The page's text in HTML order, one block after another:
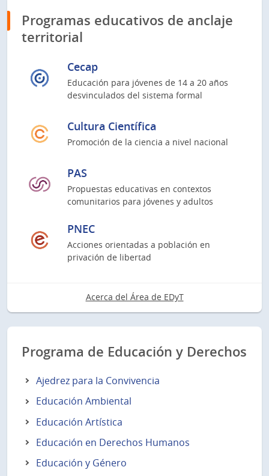
Programas educativos de anclaje
territorial
Cecap
Educación para jóvenes de 14 a 20 años
desvinculados del sistema formal
Cultura Científica
Promoción de la ciencia a nivel nacional
PAS
Propuestas educativas en contextos
comunitarios para jóvenes y adultos
PNEC
Acciones orientadas a población en
privación de libertad
Acerca del Área de EDyT
Programa de Educación y Derechos
Ajedrez para la Convivencia
Educación Ambiental
Educación Artística
Educación en Derechos Humanos
Educación y Género